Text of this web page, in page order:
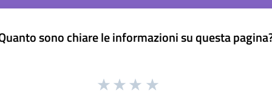
sono chiare le informazioni su questa